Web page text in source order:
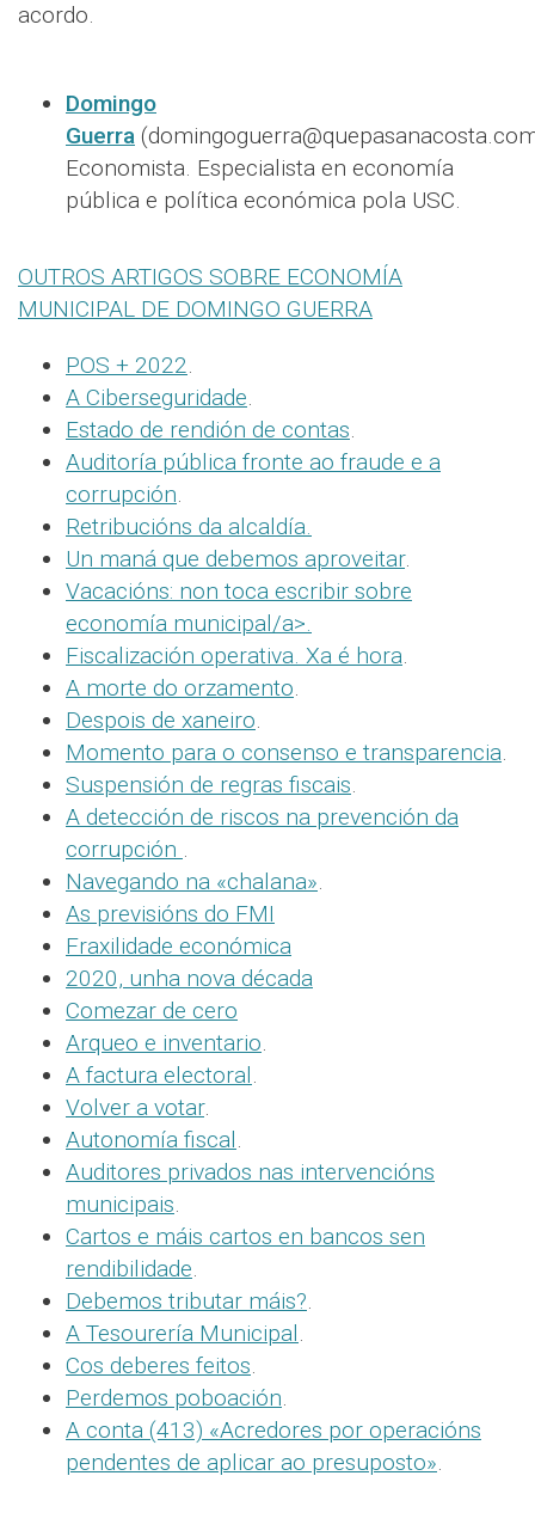
acordo.
Domingo
Guerra
Economista. Especialista en economía
pública e política económica pola USC.
OUTROS ARTIGOS SOBRE ECONOMÍA
MUNICIPAL DE DOMINGO GUERRA
POS + 2022.
A Ciberseguridade.
Estado de rendión de contas.
Auditoría pública fronte ao fraude e a
corrupción.
Retribucións da alcaldía.
Un maná que debemos aproveitar.
Vacacións: non toca escribir sobre
economía municipal/a>.
Fiscalización operativa. Xa é hora.
A morte do orzamento.
Despois de xaneiro.
Momento para o consenso e transparencia.
Suspensión de regras fiscais.
A detección de riscos na prevención da
corrupción .
Navegando na «chalana».
As previsións do FMI
Fraxilidade económica
2020, unha nova década
Comezar de cero
Arqueo e inventario.
A factura electoral.
Volver a votar.
Autonomía fiscal.
Auditores privados nas intervencións
municipais.
Cartos e máis cartos en bancos sen
rendibilidade.
Debemos tributar máis?.
A Tesourería Municipal.
Cos deberes feitos.
Perdemos poboación.
A conta (413) «Acredores por operacións
pendentes de aplicar ao presuposto».